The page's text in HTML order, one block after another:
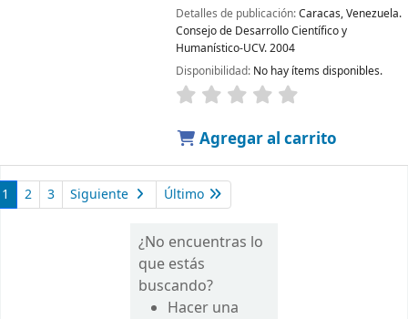
Detalles de publicación:Caracas, Venezuela.
Consejo de Desarrollo Científico y
Humanístico-UCV.2004
Disponibilidad: No hay ítems disponibles.
Agregar al carrito
1 2 3 Siguiente Último
¿No encuentras lo
que estás
buscando?
Hacer una